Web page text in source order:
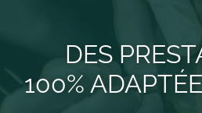
DES
100%